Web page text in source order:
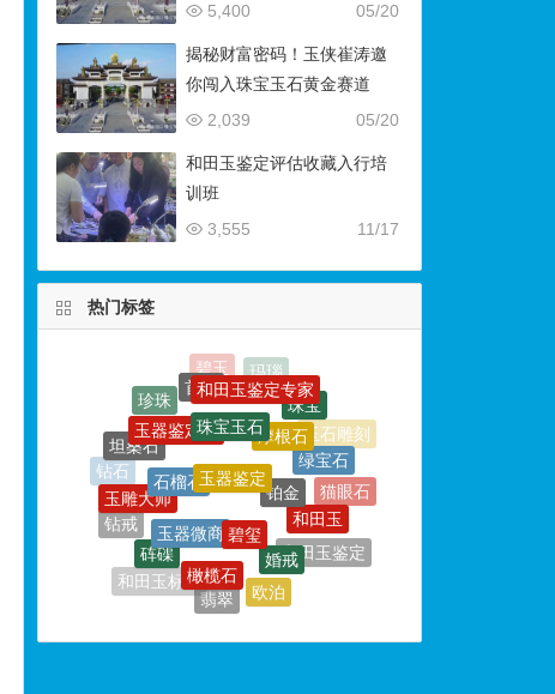
05/20
5,400
揭秘财富密码！玉侠崔涛邀
你闯入珠宝玉石黄金赛道
05/20
2,039
和田玉鉴定评估收藏入行培
训班
11/17
3,555
热门标签
和田玉鉴定专家
钻石
坦桑石
玉器鉴定师
珠宝玉石
摩根石
绿宝石
猫眼石
黄金
祖母绿
珠宝鉴定师
钻戒
玉雕大师
石榴石玉器鉴定
铂金
和田玉
和田玉鉴定
红纹石
玉文化
宝石鉴定
和田玉标本
砗磲
玉器微商碧玺
婚戒
欧泊
翡翠
橄榄石